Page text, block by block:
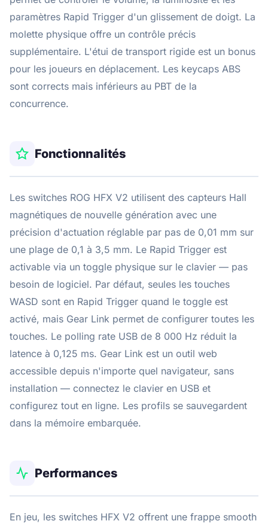
paramètres Rapid Trigger d'un glissement de doigt. La
molette physique offre un contrôle précis
supplémentaire. L'étui de transport rigide est un bonus
pour les joueurs en déplacement. Les keycaps ABS
sont corrects mais inférieurs au PBT de la
concurrence.
Fonctionnalités
Les switches ROG HFX V2 utilisent des capteurs Hall
magnétiques de nouvelle génération avec une
précision d'actuation réglable par pas de 0,01 mm sur
une plage de 0,1 à 3,5 mm. Le Rapid Trigger est
activable via un toggle physique sur le clavier — pas
besoin de logiciel. Par défaut, seules les touches
WASD sont en Rapid Trigger quand le toggle est
activé, mais Gear Link permet de configurer toutes les
touches. Le polling rate USB de 8 000 Hz réduit la
latence à 0,125 ms. Gear Link est un outil web
accessible depuis n'importe quel navigateur, sans
installation — connectez le clavier en USB et
configurez tout en ligne. Les profils se sauvegardent
dans la mémoire embarquée.
Performances
En jeu, les switches HFX V2 offrent une frappe smooth